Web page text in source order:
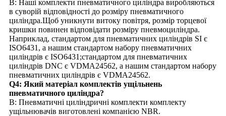
В: Наші комплекти пневматичного циліндра виробляються
в суворій відповідності до розміру пневматичного
циліндра.Щоб уникнути витоку повітря, розмір торцевої
кришки повинен відповідати розміру пневмоциліндра.
Наприклад, стандартом для пневматичних циліндрів SI є
ISO6431, а нашим стандартом набору пневматичних
циліндрів є ISO6431;стандартом для пневматичних
циліндрів DNC є VDMA24562, а нашим стандартом набору
пневматичних циліндрів є VDMA24562.
Q4: Який матеріал комплектів ущільнень
пневматичного циліндра?
В: Пневматичні циліндричні комплекти комплекту
ущільнювачів виготовлені компанією NBR.